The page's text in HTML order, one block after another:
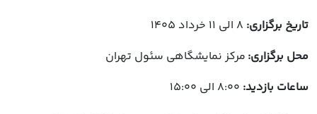
تاریخ برگزاری:
محل برگزاری: مرکز نمایشگاهی سئول تهران
ساعات بازدید: